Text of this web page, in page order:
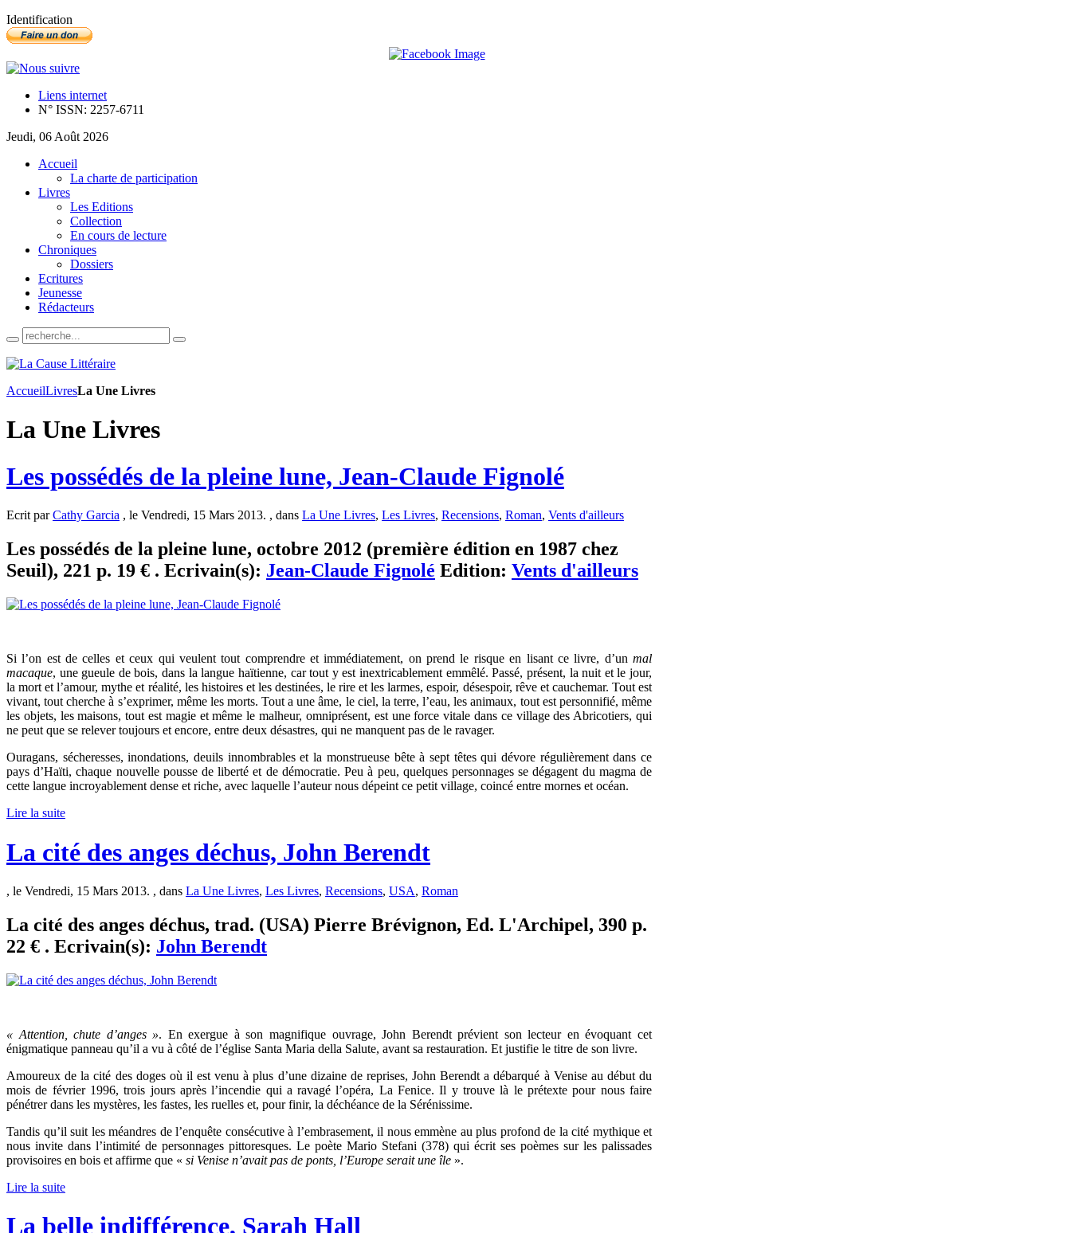
Identification
Liens internet
N° ISSN: 2257-6711
Jeudi, 06 Août 2026
Accueil
La charte de participation
Livres
Les Editions
Collection
En cours de lecture
Chroniques
Dossiers
Ecritures
Jeunesse
Rédacteurs
AccueilLivresLa Une Livres
La Une Livres
Les possédés de la pleine lune, Jean-Claude Fignolé
Ecrit parCathy Garcia , le Vendredi, 15 Mars 2013. , dans La Une Livres, Les Livres, Recensions, Roman, Vents d'ailleurs
Les possédés de la pleine lune, octobre 2012 (première édition en 1987 chez
Seuil), 221 p. 19 € . Ecrivain(s): Jean-Claude Fignolé Edition: Vents d'ailleurs
Si l’on est de celles et ceux qui veulent tout comprendre et immédiatement, on prend le risque en lisant ce livre, d’un mal
macaque, une gueule de bois, dans la langue haïtienne, car tout y est inextricablement emmêlé. Passé, présent, la nuit et le jour,
la mort et l’amour, mythe et réalité, les histoires et les destinées, le rire et les larmes, espoir, désespoir, rêve et cauchemar. Tout est
vivant, tout cherche à s’exprimer, même les morts. Tout a une âme, le ciel, la terre, l’eau, les animaux, tout est personnifié, même
les objets, les maisons, tout est magie et même le malheur, omniprésent, est une force vitale dans ce village des Abricotiers, qui
ne peut que se relever toujours et encore, entre deux désastres, qui ne manquent pas de le ravager.
Ouragans, sécheresses, inondations, deuils innombrables et la monstrueuse bête à sept têtes qui dévore régulièrement dans ce
pays d’Haïti, chaque nouvelle pousse de liberté et de démocratie. Peu à peu, quelques personnages se dégagent du magma de
cette langue incroyablement dense et riche, avec laquelle l’auteur nous dépeint ce petit village, coincé entre mornes et océan.
Lire la suite
La cité des anges déchus, John Berendt
, le Vendredi, 15 Mars 2013. , dans La Une Livres, Les Livres, Recensions, USA, Roman
La cité des anges déchus, trad. (USA) Pierre Brévignon, Ed. L'Archipel, 390 p.
22 € . Ecrivain(s): John Berendt
« Attention, chute d’anges ». En exergue à son magnifique ouvrage, John Berendt prévient son lecteur en évoquant cet
énigmatique panneau qu’il a vu à côté de l’église Santa Maria della Salute, avant sa restauration. Et justifie le titre de son livre.
Amoureux de la cité des doges où il est venu à plus d’une dizaine de reprises, John Berendt a débarqué à Venise au début du
mois de février 1996, trois jours après l’incendie qui a ravagé l’opéra, La Fenice. Il y trouve là le prétexte pour nous faire
pénétrer dans les mystères, les fastes, les ruelles et, pour finir, la déchéance de la Sérénissime.
Tandis qu’il suit les méandres de l’enquête consécutive à l’embrasement, il nous emmène au plus profond de la cité mythique et
nous invite dans l’intimité de personnages pittoresques. Le poète Mario Stefani (378) qui écrit ses poèmes sur les palissades
provisoires en bois et affirme que « si Venise n’avait pas de ponts, l’Europe serait une île ».
Lire la suite
La belle indifférence, Sarah Hall